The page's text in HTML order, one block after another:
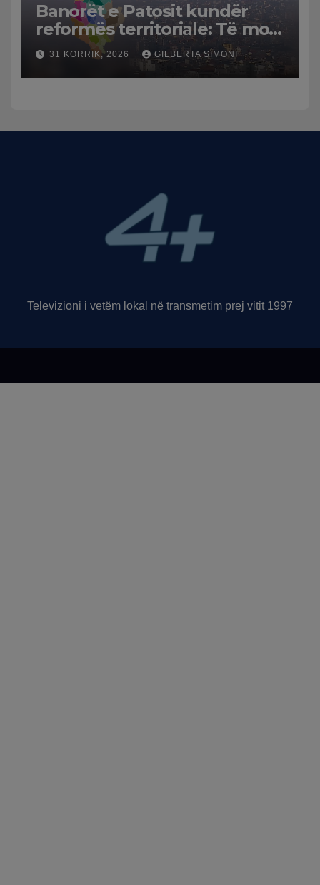
Banorët e Patosit kundër
reformës territoriale: Të mos
humbasim identitetin e
qytetit
31 KORRIK, 2026 GILBERTA SIMONI
Televizioni i vetëm lokal në transmetim prej vitit 1997